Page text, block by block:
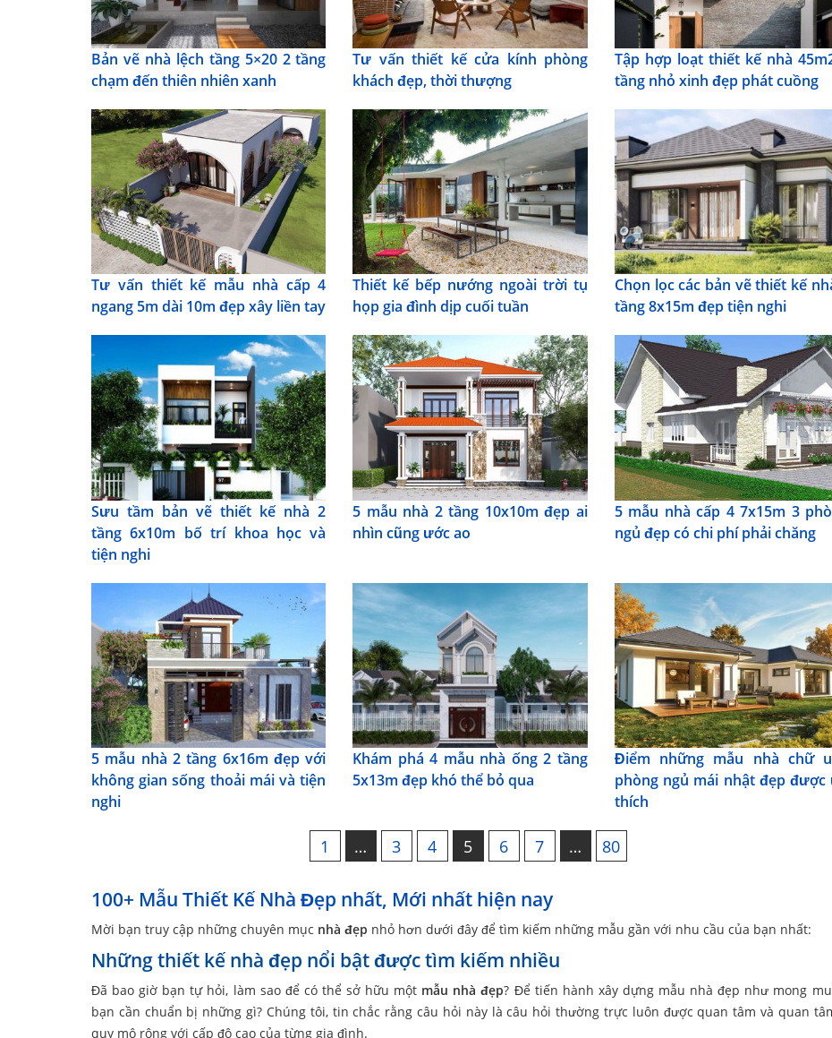
Bản vẽ nhà lệch tầng 5×20 2 tầng
chạm đến thiên nhiên xanh
Tư vấn thiết kế cửa kính phòng
khách đẹp, thời thượng
Tập hợp loạt thiết kế nhà
tầng nhỏ xinh đẹp phát cuồng
Tư vấn thiết kế mẫu nhà cấp 4
ngang 5m dài 10m đẹp xây liền tay
Thiết kế bếp nướng ngoài trời tụ
họp gia đình dịp cuối tuần
Chọn lọc các bản vẽ thiết kế
tầng 8x15m đẹp tiện nghi
Sưu tầm bản vẽ thiết kế nhà 2
tầng 6x10m bố trí khoa học và
tiện nghi
5 mẫu nhà 2 tầng 10x10m đẹp ai
nhìn cũng ước ao
5 mẫu nhà cấp 4 7x15m 3
ngủ đẹp có chi phí phải chăng
5 mẫu nhà 2 tầng 6x16m đẹp với
không gian sống thoải mái và tiện
nghi
Khám phá 4 mẫu nhà ống 2 tầng
5x13m đẹp khó thể bỏ qua
Điểm những mẫu nhà chữ
phòng ngủ mái nhật đẹp được
thích
1 … 3 4 5 6 7 … 80
100+ Mẫu Thiết Kế Nhà Đẹp nhất, Mới nhất hiện nay
Mời bạn truy cập những chuyên mục nhà đẹp nhỏ hơn dưới đây để tìm kiếm những mẫu gần với nhu cầu của bạn nhất:
Những thiết kế nhà đẹp nổi bật được tìm kiếm nhiều
Đã bao giờ bạn tự hỏi, làm sao để có thể sở hữu một mẫu nhà đẹp? Để tiến hành xây dựng mẫu nhà đẹp như mong
bạn cần chuẩn bị những gì? Chúng tôi, tin chắc rằng câu hỏi này là câu hỏi thường trực luôn được quan tâm và quan
quy mô rộng với cấp độ cao của từng gia đình.